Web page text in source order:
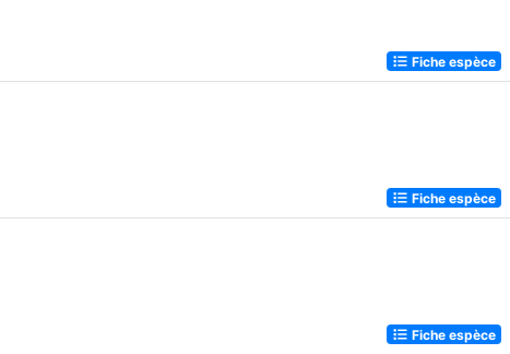
Fiche espèce
Fiche espèce
Fiche espèce